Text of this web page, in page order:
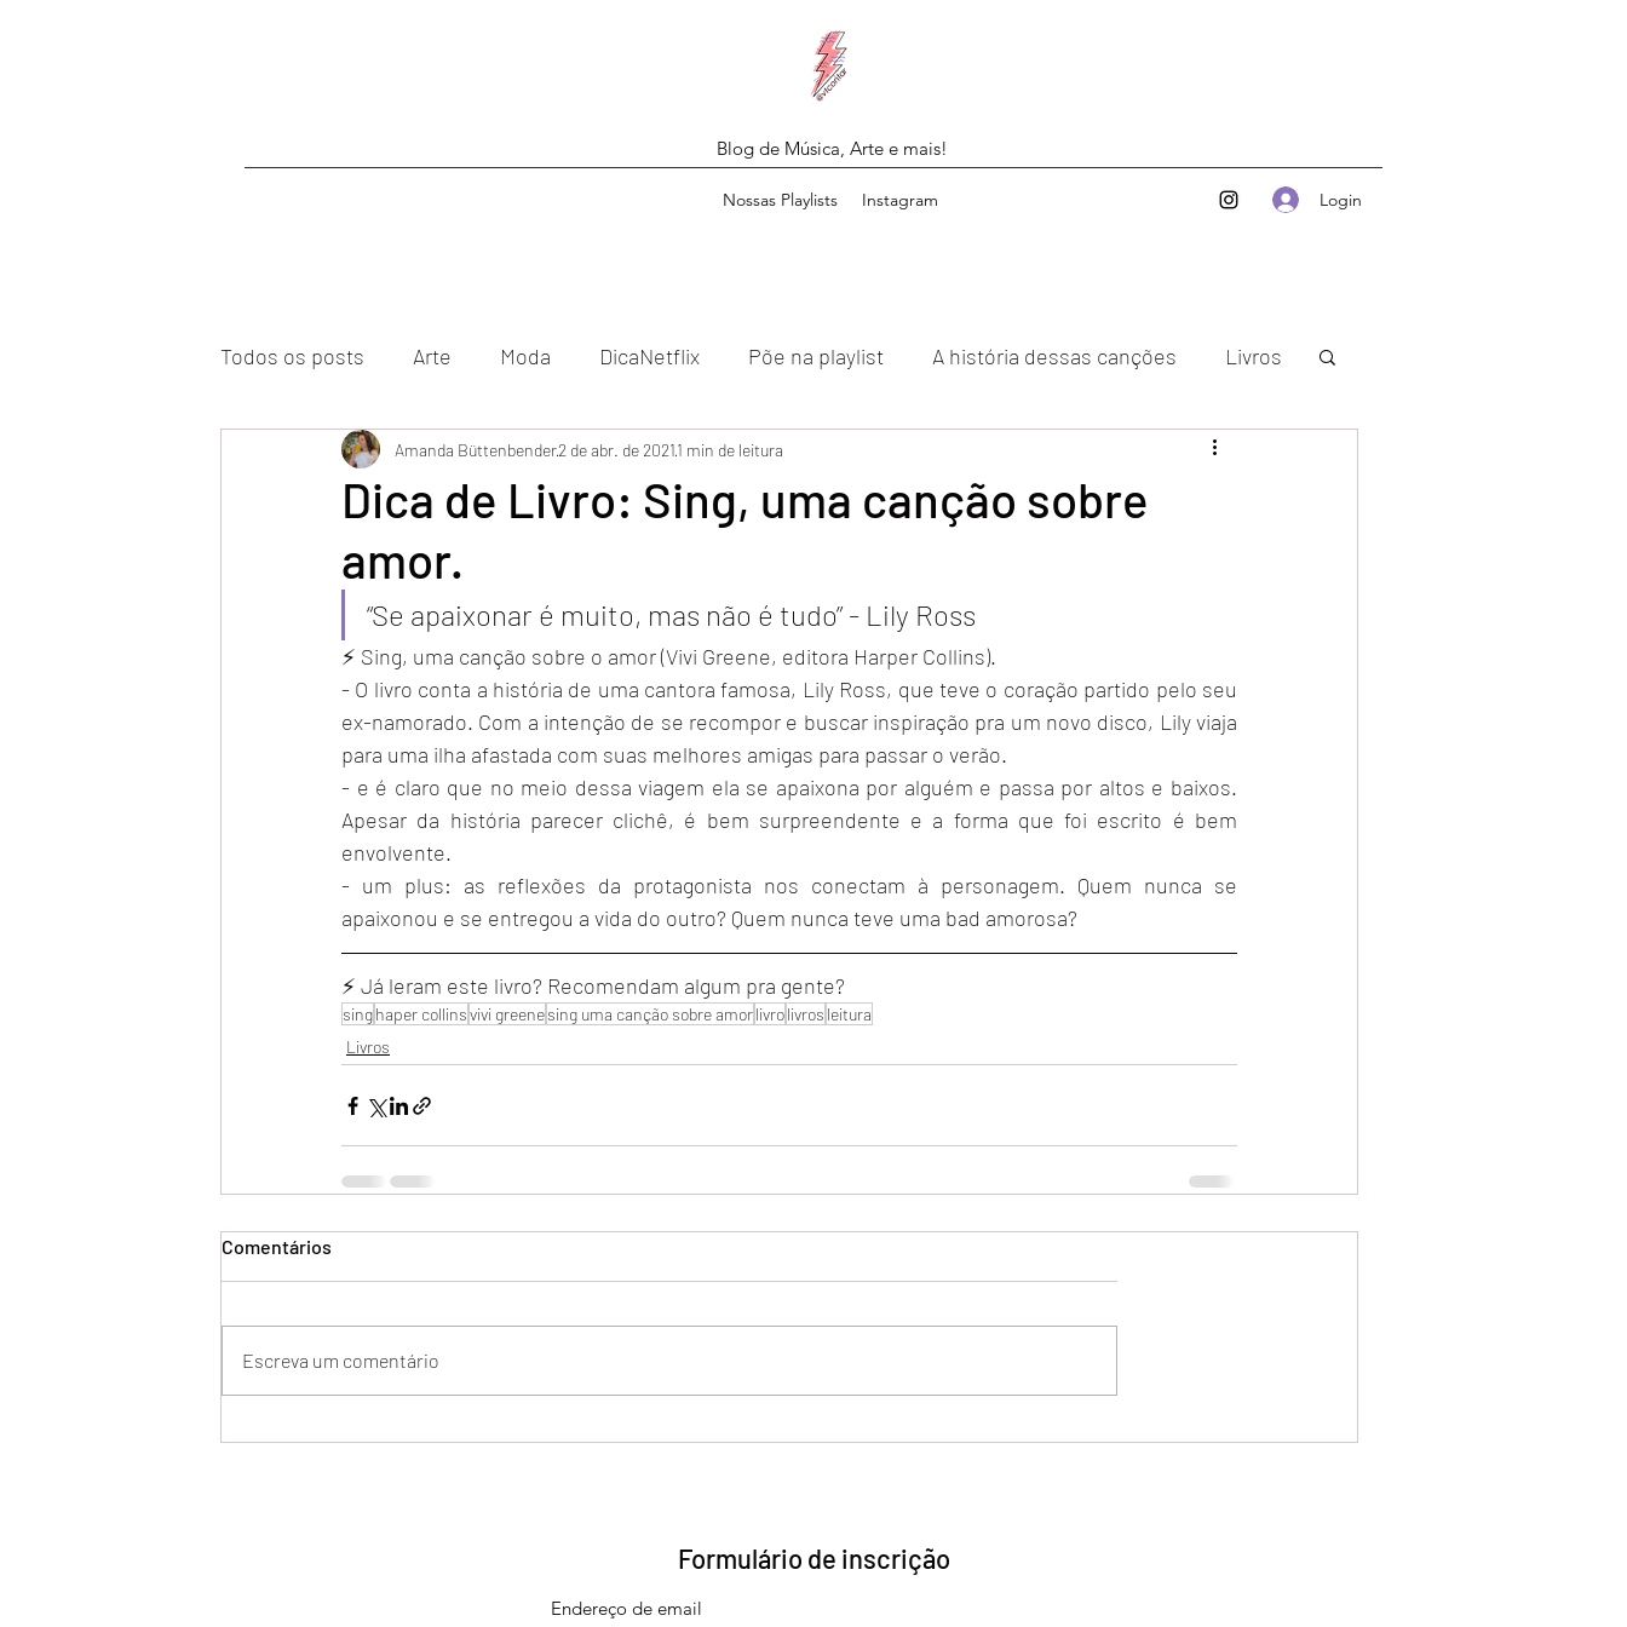
Blog de Música, Arte e mais!
Nossas Playlists Instagram Login
Todos os posts Arte Moda DicaNetflix Põe na playlist A história dessas canções Livros
Dica de Livro: Sing, uma canção sobre
amor.
Amanda Büttenbender2 de abr. de 20211 min de leitura
“Se apaixonar é muito, mas não é tudo” - Lily Ross
⚡ Sing, uma canção sobre o amor (Vivi Greene, editora Harper Collins).
- O livro conta a história de uma cantora famosa, Lily Ross, que teve o coração partido pelo seu
ex-namorado. Com a intenção de se recompor e buscar inspiração pra um novo disco, Lily viaja
para uma ilha afastada com suas melhores amigas para passar o verão.
- e é claro que no meio dessa viagem ela se apaixona por alguém e passa por altos e baixos.
Apesar da história parecer clichê, é bem surpreendente e a forma que foi escrito é bem
envolvente.
- um plus: as reflexões da protagonista nos conectam à personagem. Quem nunca se
apaixonou e se entregou a vida do outro? Quem nunca teve uma bad amorosa?
⚡ Já leram este livro? Recomendam algum pra gente?
singhaper collinsvivi greenesing uma canção sobre amorlivrolivros leitura
Livros
Comentários
Escreva um comentário
Formulário de inscrição